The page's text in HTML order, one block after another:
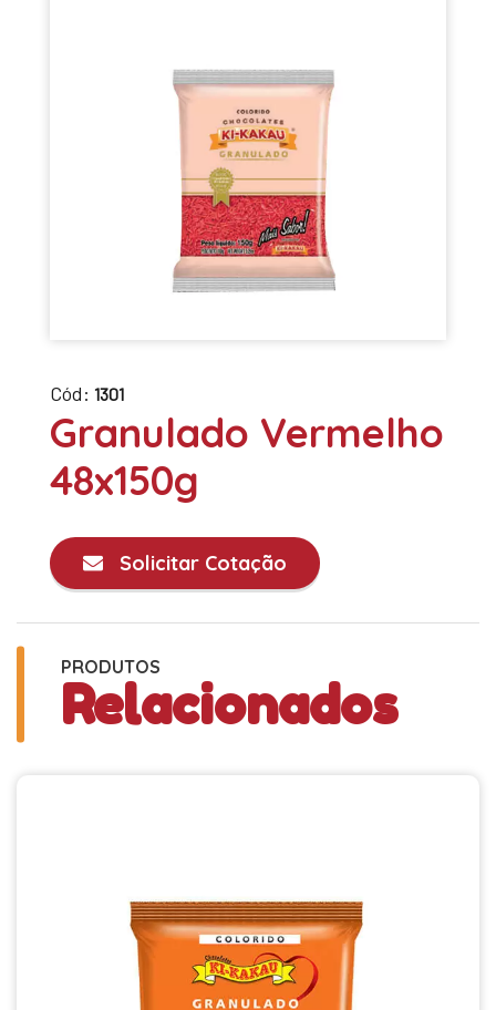
Cód: 1301
Granulado Vermelho
48x150g
Solicitar Cotação
PRODUTOS
Relacionados